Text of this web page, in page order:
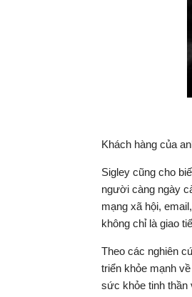
Khách hàng của
Sigley cũng cho
người càng ngày
mạng xã hội,
không chỉ là giao
Theo các nghiên
triển khỏe mạnh
sức khỏe tinh thần